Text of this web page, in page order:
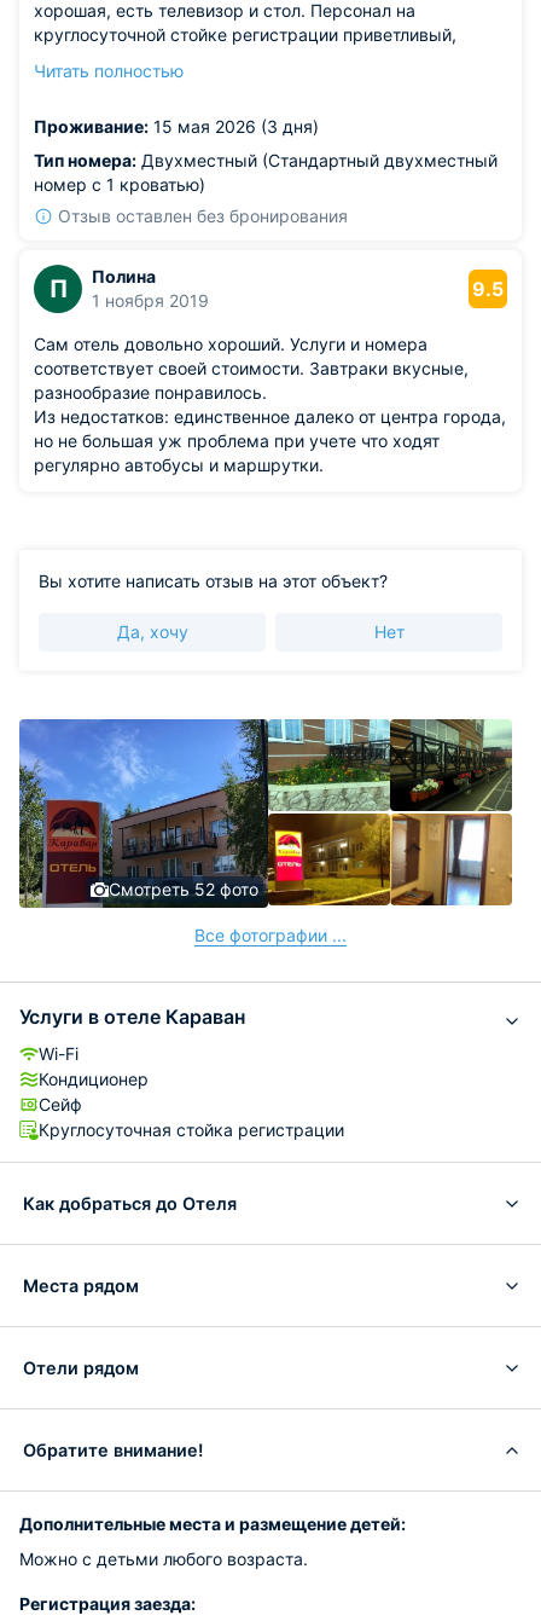
хорошая, есть телевизор и стол. Персонал на
круглосуточной стойке регистрации приветливый,
прямо на территории, можно здорово посидеть
проводят регулярно.
Из недостатков: временами скорость интернета в
номере заметно падала, особенно по вечерам.
Читать полностью
Проживание: 15 мая 2026 (3 дня)
Тип номера: Двухместный (Стандартный двухместный
номер с 1 кроватью)
Отзыв оставлен без бронирования
П
Полина
1 ноября 2019
9.5
Сам отель довольно хороший. Услуги и номера
соответствует своей стоимости. Завтраки вкусные,
разнообразие понравилось.
Из недостатков: единственное далеко от центра города,
но не большая уж проблема при учете что ходят
регулярно автобусы и маршрутки.
Вы хотите написать отзыв на этот объект?
Да, хочу Нет
Смотреть 52 фото
Все фотографии ...
Услуги в отеле Караван
Wi-Fi
Кондиционер
Сейф
Круглосуточная стойка регистрации
Как добраться до Отеля
Места рядом
Отели рядом
Обратите внимание!
Дополнительные места и размещение детей:
Можно с детьми любого возраста.
Регистрация заезда: